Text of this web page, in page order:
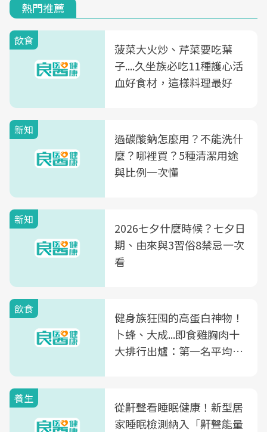
熱門推薦
飲食
菠菜大火炒、芹菜要吃葉
子....久坐族必吃11種護心活
血好食材，這樣料理最好
新知
過碳酸鈉怎麼用？不能洗什
麼？哪裡買？5種清潔用途
與比例一次懂
新知
2026七夕什麼時候？七夕日
期、由來與3習俗8禁忌一次
看
飲食
健身族狂囤的高蛋白神物！
卜蜂、大成...即食雞胸肉十
大排行出爐：第一名平均一
養生
從鼾聲看睡眠健康！新型居
家睡眠檢測納入「鼾聲能量